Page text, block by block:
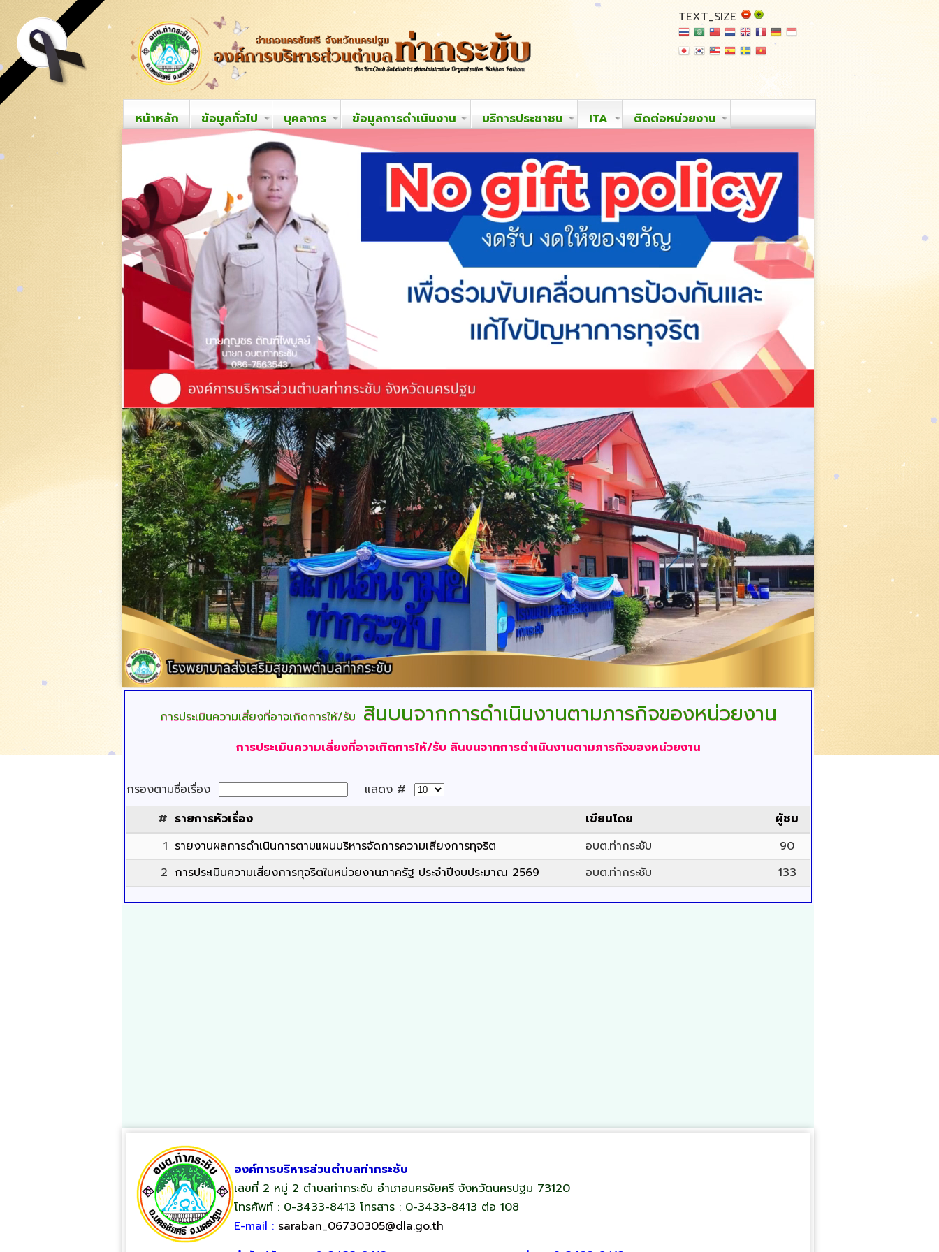
TEXT_SIZE
หน้าหลัก ข้อมูลทั่วไป บุคลากร ข้อมูลการดำเนินงาน บริการประชาชน ITA ติดต่อหน่วยงาน
การประเมินความเสี่ยงที่อาจเกิดการให้/รับ สินบนจากการดำเนินงานตามภารกิจของหน่วยงาน
การประเมินความเสี่ยงที่อาจเกิดการให้/รับ สินบนจากการดำเนินงานตามภารกิจของหน่วยงาน
กรองตามชื่อเรื่อง
แสดง #
# รายการหัวเรื่อง เขียนโดย
ผู้ชม
1 รายงานผลการดำเนินการตามแผนบริหารจัดการความเสียงการทุจริต อบต.ท่ากระชับ
90
2 การประเมินความเสี่ยงการทุจริตในหน่วยงานภาครัฐ ประจำปีงบประมาณ 2569 อบต.ท่ากระชับ 133
องค์การบริหารส่วนตำบลท่ากระชับ
เลขที่ 2 หมู่ 2 ตำบลท่ากระชับ อำเภอนครชัยศรี จังหวัดนครปฐม 73120
โทรศัพท์ : 0-3433-8413 โทรสาร : 0-3433-8413 ต่อ 108
E-mail : saraban_06730305@dla.go.th